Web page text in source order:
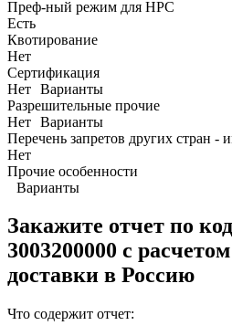
Преф-ный режим для НРС
Есть
Квотирование
Нет
Сертификация
Нет Варианты
Разрешительные прочие
Нет Варианты
Перечень запретов других стран -
Нет
Прочие особенности
Варианты
Закажите отчет по
3003200000 с
доставки в Россию
Что содержит отчет: